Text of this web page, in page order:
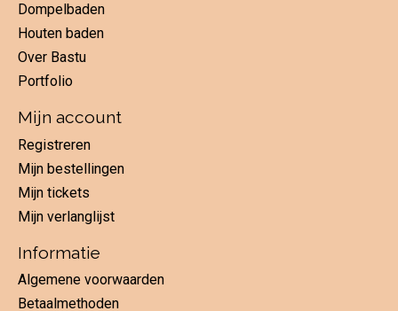
Dompelbaden
Houten baden
Over Bastu
Portfolio
Mijn account
Registreren
Mijn bestellingen
Mijn tickets
Mijn verlanglijst
Informatie
Algemene voorwaarden
Betaalmethoden